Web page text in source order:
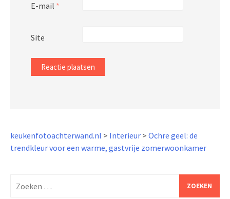
E-mail *
Site
keukenfotoachterwand.nl > Interieur > Ochre geel: de
trendkleur voor een warme, gastvrije zomerwoonkamer
naar: